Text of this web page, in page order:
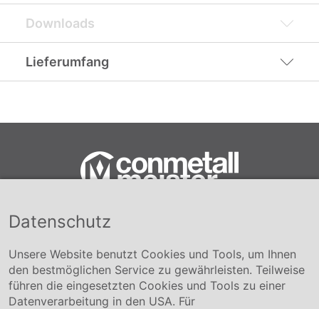
Downloads
Lieferumfang
Conmetall Meister GmbH
+49 5141-180
info@conmetallmeister.de
www.conmetallmeister.de
Unternehmen
Datenschutz
Unsere Website benutzt Cookies und Tools, um Ihnen
den bestmöglichen Service zu gewährleisten. Teilweise
führen die eingesetzten Cookies und Tools zu einer
Datenverarbeitung in den USA. Für